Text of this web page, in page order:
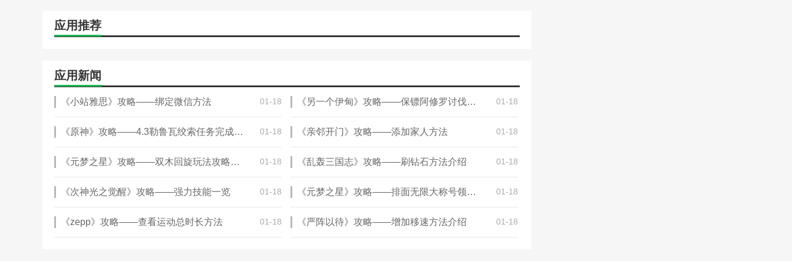
应用推荐
应用新闻
《小站雅思》攻略——绑定微信方法 01-18 《另一个伊甸》攻略——保镖阿修罗讨伐攻略 01-18
《原神》攻略——4.3勒鲁瓦绞索任务完成攻略 01-18 《亲邻开门》攻略——添加家人方法 01-18
《元梦之星》攻略——双木回旋玩法攻略一览 01-18 《乱轰三国志》攻略——刷钻石方法介绍 01-18
《次神光之觉醒》攻略——强力技能一览 01-18 《元梦之星》攻略——排面无限大称号领取方法一览 01-18
《zepp》攻略——查看运动总时长方法 01-18 《严阵以待》攻略——增加移速方法介绍 01-18